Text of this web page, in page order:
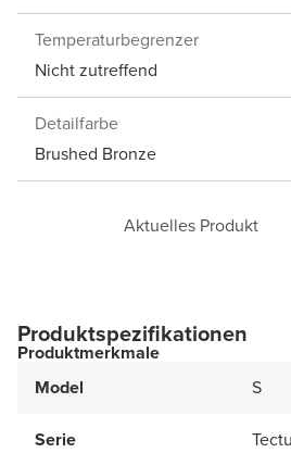
Temperaturbegrenzer
Nicht zutreffend
Detailfarbe
Brushed Bronze
Aktuelles Produkt
Produktspezifikationen
Produktmerkmale
Model
S
Serie